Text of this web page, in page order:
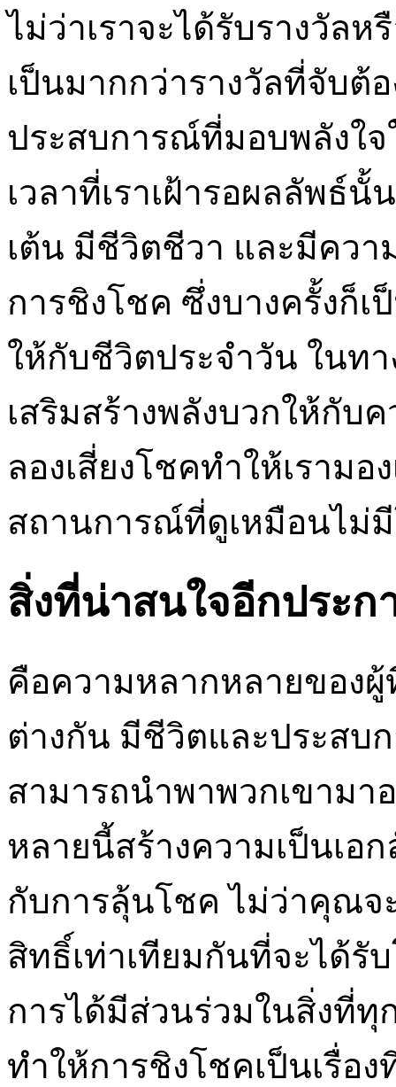
ไม่ว่าเราจะได้รับรางวัล
เป็นมากกว่ารางวัลที่จับต้
ประสบการณ์ที่มอบพลังใจ
เวลาที่เราเฝ้ารอผลลัพธ์นั้
เต้น มีชีวิตชีวา และมีคว
การชิงโชค ซึ่งบางครั้งก็เ
ให้กับชีวิตประจำวัน ในท
เสริมสร้างพลังบวกให้กับ
ลองเสี่ยงโชคทำให้เราม
สถานการณ์ที่ดูเหมือนไม่
สิ่งที่น่าสนใจอีกประก
คือความหลากหลายของ
ต่างกัน มีชีวิตและประสบ
สามารถนำพาพวกเขามา
หลายนี้สร้างความเป็นเ
กับการลุ้นโชค ไม่ว่าคุณจ
สิทธิ์เท่าเทียมกันที่จะได้รั
การได้มีส่วนร่วมในสิ่งที่ทุ
ทำให้การชิงโชคเป็นเรื่อ